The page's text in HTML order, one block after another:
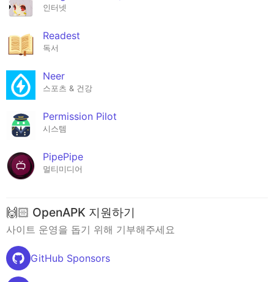
인터넷
Readest
독서
Neer
스포츠 & 건강
Permission Pilot
시스템
PipePipe
멀티미디어
🙌🏻 OpenAPK 지원하기
사이트 운영을 돕기 위해 기부해주세요
GitHub Sponsors